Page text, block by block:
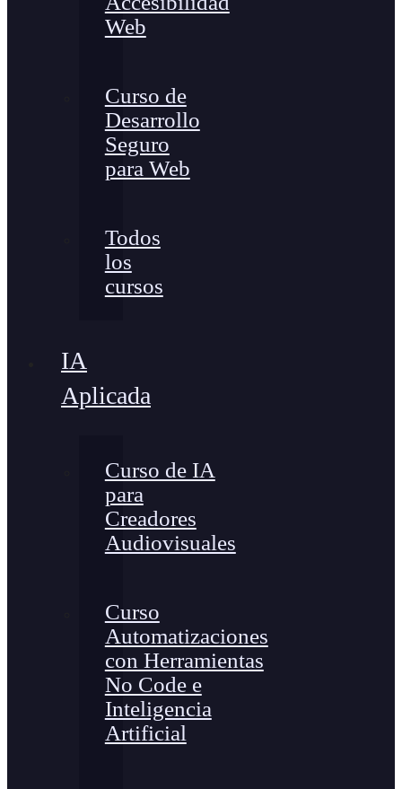
Web
Curso de
Desarrollo
Seguro
para Web
Todos
los
cursos
IA
Aplicada
Curso de IA
para
Creadores
Audiovisuales
Curso
Automatizaciones
con Herramientas
No Code e
Inteligencia
Artificial